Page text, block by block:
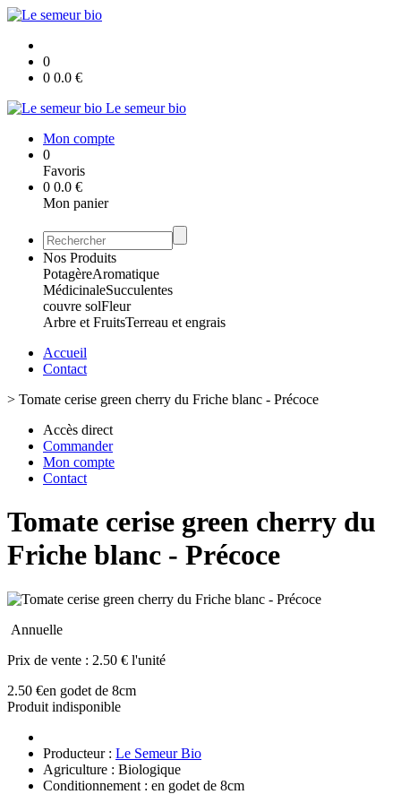
0
0 0.0 €
Le semeur bio
Mon compte
0
Favoris
0 0.0 €
Mon panier
Nos Produits
PotagèreAromatique
MédicinaleSucculentes
couvre solFleur
Arbre et FruitsTerreau et engrais
Accueil
Contact
> Tomate cerise green cherry du Friche blanc - Précoce
Accès direct
Commander
Mon compte
Contact
Tomate cerise green cherry du
Friche blanc - Précoce
Annuelle
Prix de vente : 2.50 € l'unité
2.50 €en godet de 8cm
Produit indisponible
Producteur : Le Semeur Bio
Agriculture : Biologique
Conditionnement : en godet de 8cm